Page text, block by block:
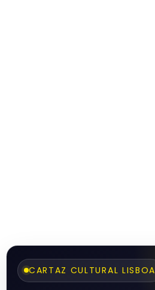
CARTAZ CULTURAL LISBOA